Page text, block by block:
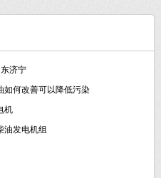
济宁
如何改善可以降低污染
机
油发电机组